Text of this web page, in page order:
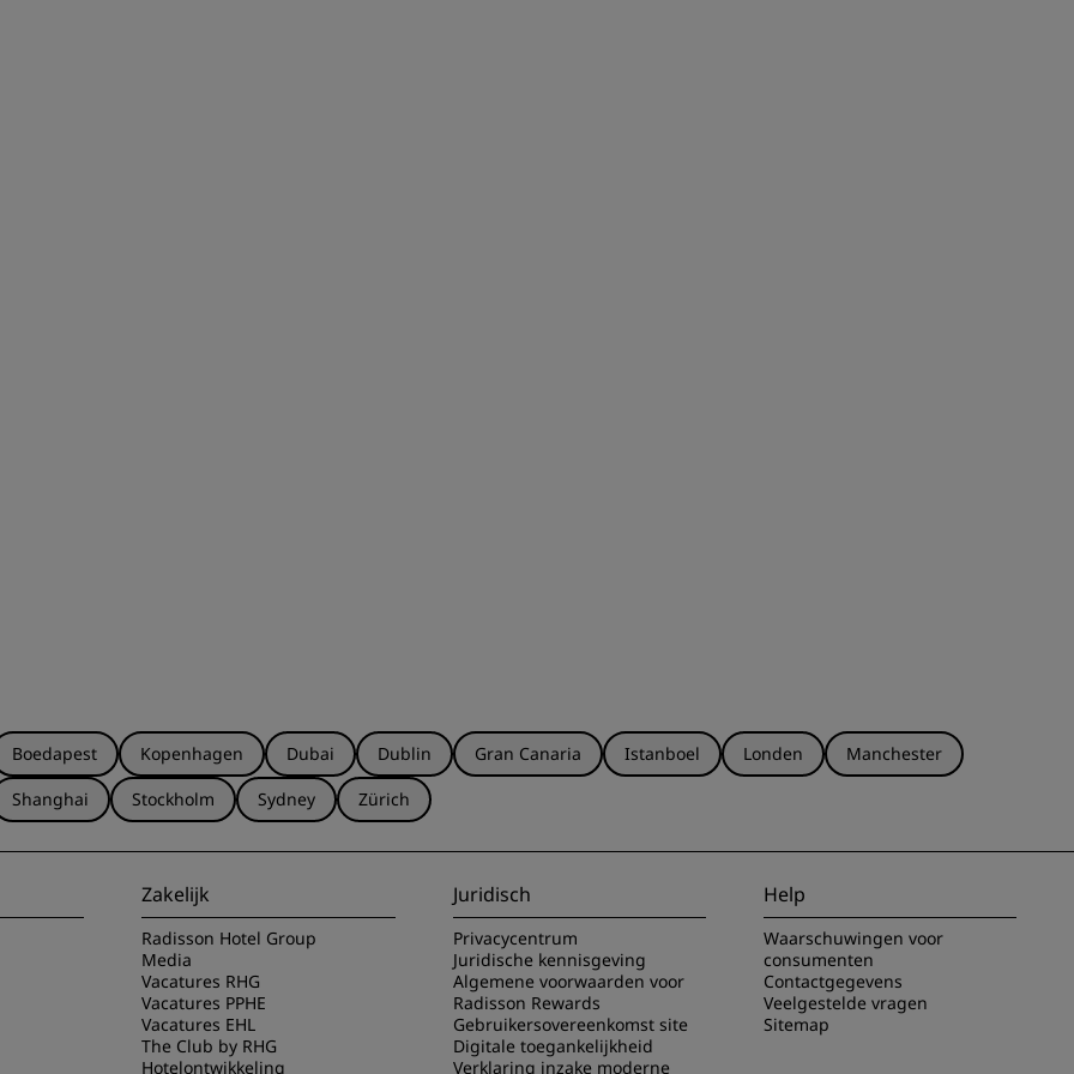
Boedapest Kopenhagen Dubai Dublin Gran Canaria Istanboel Londen
Manchester
Shanghai
Stockholm Sydney Zürich
Zakelijk
Radisson Hotel Group
Media
Vacatures RHG
Vacatures PPHE
Vacatures EHL
The Club by RHG
Hotelontwikkeling
Juridisch
Privacycentrum
Juridische kennisgeving
Algemene voorwaarden voor
Radisson Rewards
Gebruikersovereenkomst site
Digitale toegankelijkheid
Verklaring inzake moderne
Help
Waarschuwingen voor
consumenten
Contactgegevens
Veelgestelde vragen
Sitemap